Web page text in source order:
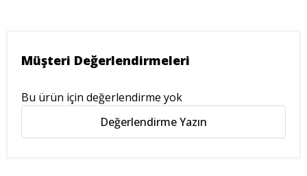
Müşteri Değerlendirmeleri
Bu ürün için değerlendirme yok
Değerlendirme Yazın